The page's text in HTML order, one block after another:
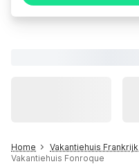
Home Vakantiehuis Frankrijk
Vakantiehuis Fonroque